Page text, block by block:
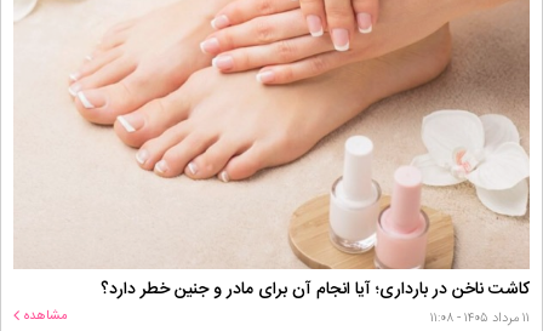
کاشت ناخن در بارداری؛ آیا انجام آن برای مادر و جنین خطر دارد؟
۱۱ مرداد ۱۴۰۵ - ۱۱:۰۸ مشاهده